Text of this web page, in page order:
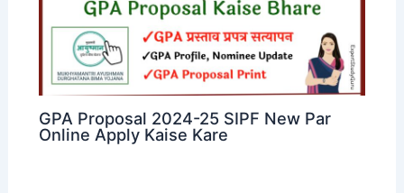
GPA Proposal 2024-25 SIPF New Par
Online Apply Kaise Kare